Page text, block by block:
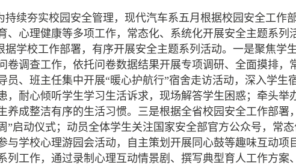
持续夯实校园安全管理，现代汽车系五月根据校园安全工作
、心理健康等多项工作，常态化、系统化开展安全主题系列
据学校工作部署，有序开展安全主题系列活动。一是聚焦学
卷调查工作，依托问卷数据结果开展专项调研、全面摸排
员、班主任集中开展“暖心护航行”宿舍走访活动，深入学生
，耐心倾听学生学习生活诉求，现场解答学生困惑；牵头举
养成整洁有序的生活习惯。三是根据全省校园安全工作部署
”启动仪式；动员全体学生关注国家安全部官方公众号，常
与学校心理游园会活动，自主策划开展同心鼓等趣味互动
列工作，通过录制心理互动情景剧、撰写典型育人工作方